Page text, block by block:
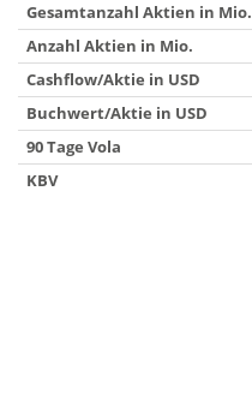
Gesamtanzahl Aktien in Mio.
Anzahl Aktien in Mio.
Cashflow/Aktie in USD
Buchwert/Aktie in USD
90 Tage Vola
KBV